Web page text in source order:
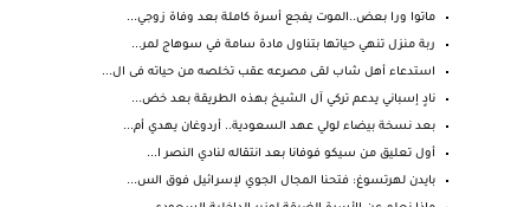
ماتوا ورا بعض..الموت يفجع أسرة كاملة بعد وفاة زوجي...
ربة منزل تنهي حياتها بتناول مادة سامة في سوهاج لمر...
استدعاء أهل شاب لقى مصرعه عقب تخلصه من حياته فى ال...
نادٍ إسباني يدعم تركي آل الشيخ بهذه الطريقة بعد خض...
بعد نسخة بيضاء لولي عهد السعودية.. أردوغان يهدي أم...
أول تعليق من سيكو فوفانا بعد انتقاله لنادي النصر ا...
بايدن لهرتسوغ: فتحنا المجال الجوي لإسرائيل فوق الس...